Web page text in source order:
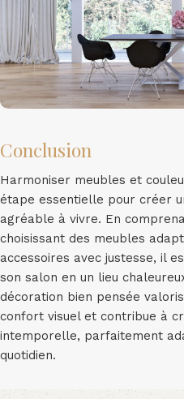
Conclusion
Harmoniser meubles et
étape essentielle pour créer
agréable à vivre. En
choisissant des meubles
accessoires avec justesse, il
son salon en un lieu
décoration bien pensée
confort visuel et contribue à
intemporelle, parfaitement
quotidien.